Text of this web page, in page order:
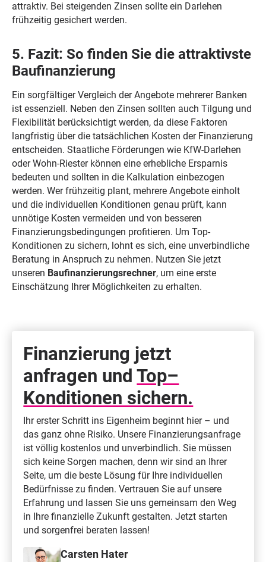
attraktiv. Bei steigenden Zinsen sollte ein Darlehen
frühzeitig gesichert werden.
5. Fazit: So finden Sie die attraktivste
Baufinanzierung
Ein sorgfältiger Vergleich der Angebote mehrerer Banken
ist essenziell. Neben den Zinsen sollten auch Tilgung und
Flexibilität berücksichtigt werden, da diese Faktoren
langfristig über die tatsächlichen Kosten der Finanzierung
entscheiden. Staatliche Förderungen wie KfW-Darlehen
oder Wohn-Riester können eine erhebliche Ersparnis
bedeuten und sollten in die Kalkulation einbezogen
werden. Wer frühzeitig plant, mehrere Angebote einholt
und die individuellen Konditionen genau prüft, kann
unnötige Kosten vermeiden und von besseren
Finanzierungsbedingungen profitieren. Um Top-
Konditionen zu sichern, lohnt es sich, eine unverbindliche
Beratung in Anspruch zu nehmen. Nutzen Sie jetzt
unseren Baufinanzierungsrechner, um eine erste
Einschätzung Ihrer Möglichkeiten zu erhalten.
Finanzierung jetzt
anfragen undTop–
Konditionen sichern.
Ihr erster Schritt ins Eigenheim beginnt hier – und
das ganz ohne Risiko. Unsere Finanzierungsanfrage
ist völlig kostenlos und unverbindlich. Sie müssen
sich keine Sorgen machen, denn wir sind an Ihrer
Seite, um die beste Lösung für Ihre individuellen
Bedürfnisse zu finden. Vertrauen Sie auf unsere
Erfahrung und lassen Sie uns gemeinsam den Weg
in Ihre finanzielle Zukunft gestalten. Jetzt starten
und sorgenfrei beraten lassen!
Carsten Hater